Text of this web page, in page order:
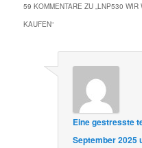
59 KOMMENTARE ZU „LNP530 WIR
KAUFEN“
Eine gestresste
September 2025